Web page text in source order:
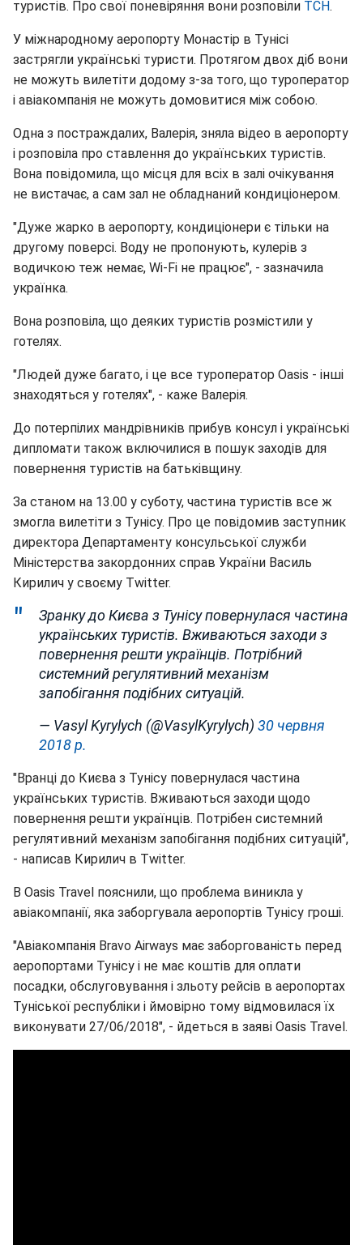
туристів. Про свої поневіряння вони розповіли ТСН.
У міжнародному аеропорту Монастір в Тунісі
застрягли українські туристи. Протягом двох діб вони
не можуть вилетіти додому з-за того, що туроператор
і авіакомпанія не можуть домовитися між собою.
Одна з постраждалих, Валерія, зняла відео в аеропорту
і розповіла про ставлення до українських туристів.
Вона повідомила, що місця для всіх в залі очікування
не вистачає, а сам зал не обладнаний кондиціонером.
"Дуже жарко в аеропорту, кондиціонери є тільки на
другому поверсі. Воду не пропонують, кулерів з
водичкою теж немає, Wi-Fi не працює", - зазначила
українка.
Вона розповіла, що деяких туристів розмістили у
готелях.
"Людей дуже багато, і це все туроператор Oasis - інші
знаходяться у готелях", - каже Валерія.
До потерпілих мандрівників прибув консул і українські
дипломати також включилися в пошук заходів для
повернення туристів на батьківщину.
За станом на 13.00 у суботу, частина туристів все ж
змогла вилетіти з Тунісу. Про це повідомив заступник
директора Департаменту консульської служби
Міністерства закордонних справ України Василь
Кирилич у своєму Twitter.
Зранку до Києва з Тунісу повернулася частина
українських туристів. Вживаються заходи з
повернення решти українців. Потрібний
системний регулятивний механізм
запобігання подібних ситуацій.
— Vasyl Kyrylych (@VasylKyrylych) 30 червня
2018 р.
"Вранці до Києва з Тунісу повернулася частина
українських туристів. Вживаються заходи щодо
повернення решти українців. Потрібен системний
регулятивний механізм запобігання подібних ситуацій",
- написав Кирилич в Twitter.
В Oasis Travel пояснили, що проблема виникла у
авіакомпанії, яка заборгувала аеропортів Тунісу гроші.
"Авіакомпанія Bravo Airways має заборгованість перед
аеропортами Тунісу і не має коштів для оплати
посадки, обслуговування і зльоту рейсів в аеропортах
Туніської республіки і ймовірно тому відмовилася їх
виконувати 27/06/2018", - йдеться в заяві Oasis Travel.